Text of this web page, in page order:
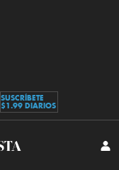
SUSCRÍBETE
$1.99 DIARIOS